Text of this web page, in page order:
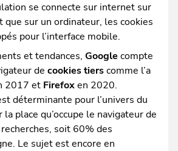
se connecte sur internet sur
sur un ordinateur, les cookies
pour l’interface mobile.
et tendances, Google compte
de cookies tierscomme l’a
2017 et Firefoxen 2020.
déterminante pour l’univers du
place qu’occupe le navigateur de
soit 60% des
Le sujet est encore en